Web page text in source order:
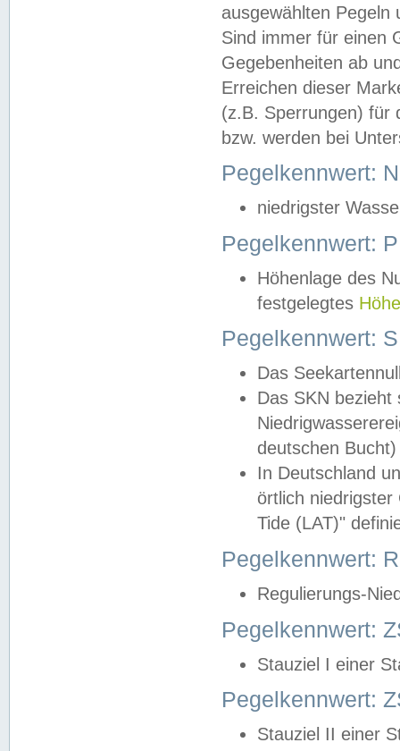
ausgewählten
Sind immer für einen
Gegebenheiten ab
Erreichen dieser
(z.B. Sperrungen) für
bzw. werden bei
Pegelkennwert:
niedrigster
Pegelkennwert:
Höhenlage des
festgelegtes
Pegelkennwert:
Das
Das SKN
deutschen
In Deutschland
örtlich
Tide (LAT)"
Pegelkennwert:
Regulierungs-
Pegelkennwert:
Stauziel I einer
Pegelkennwert:
Stauziel II einer